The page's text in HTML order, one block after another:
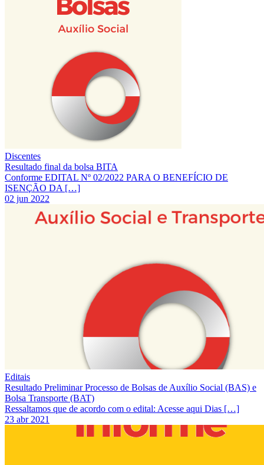
Discentes
Resultado final da bolsa BITA
Conforme EDITAL Nº 02/2022 PARA O BENEFÍCIO DE
ISENÇÃO DA […]
02 jun 2022
Editais
Resultado Preliminar Processo de Bolsas de Auxílio Social (BAS) e
Bolsa Transporte (BAT)
Ressaltamos que de acordo com o edital: Acesse aqui Dias […]
23 abr 2021